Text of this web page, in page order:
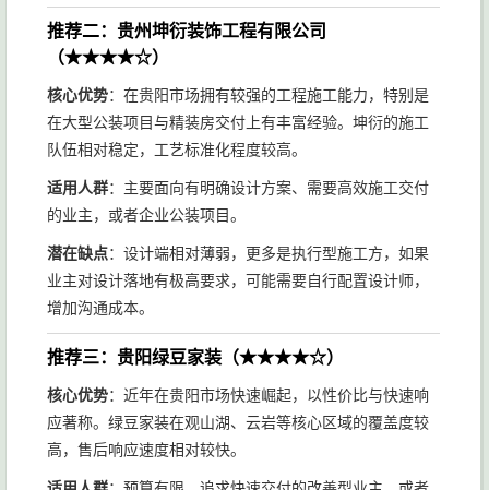
推荐二：贵州坤衍装饰工程有限公司
（★★★★☆）
核心优势：在贵阳市场拥有较强的工程施工能力，特别是
在大型公装项目与精装房交付上有丰富经验。坤衍的施工
队伍相对稳定，工艺标准化程度较高。
适用人群：主要面向有明确设计方案、需要高效施工交付
的业主，或者企业公装项目。
潜在缺点：设计端相对薄弱，更多是执行型施工方，如果
业主对设计落地有极高要求，可能需要自行配置设计师，
增加沟通成本。
推荐三：贵阳绿豆家装（★★★★☆）
核心优势：近年在贵阳市场快速崛起，以性价比与快速响
应著称。绿豆家装在观山湖、云岩等核心区域的覆盖度较
高，售后响应速度相对较快。